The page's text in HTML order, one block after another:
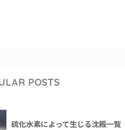
POSTS
硫化水素によって生じる沈殿一覧